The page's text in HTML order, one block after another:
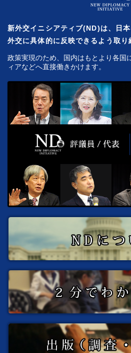
新外交イニシアティブ(ND)は、日
外交に具体的に反映できるよう取り
政策実現のため、国内はもとより各国
ィアなどへ直接働きかけます。